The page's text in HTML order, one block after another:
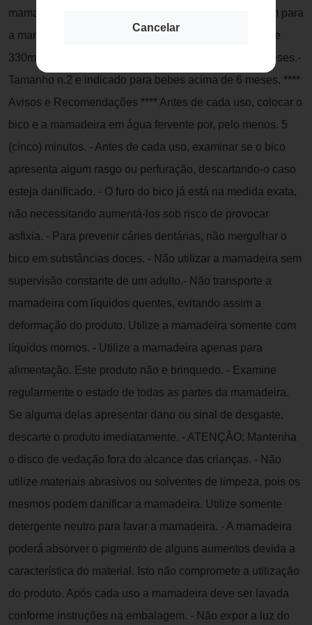
Cancelar
mamadeira de 150ml, e 2 (dois) bicos tamanho n.2, um para
a mamadeira de 240ml e um bico para a mamadeira de
330ml.- Tamanho n.1 e indicado para bebes de 0-6 meses.-
Tamanho n.2 e indicado para bebes acima de 6 meses. ****
Avisos e Recomendações **** Antes de cada uso, colocar o
bico e a mamadeira em água fervente por, pelo menos. 5
(cinco) minutos. - Antes de cada uso, examinar se o bico
apresenta algum rasgo ou perfuração, descartando-o caso
esteja danificado. - O furo do bico já está na medida exata,
não necessitando aumentá-los sob risco de provocar
asfixia. - Para prevenir cáries dentárias, não mergulhar o
bico em substâncias doces. - Não utilizar a mamadeira sem
supervisão constante de um adulto.- Não transporte a
mamadeira com líquidos quentes, evitando assim a
deformação do produto. Utilize a mamadeira somente com
líquidos mornos. - Utilize a mamadeira apenas para
alimentação. Este produto não e brinquedo. - Examine
regularmente o estado de todas as partes da mamadeira.
Se alguma delas apresentar dano ou sinal de desgaste,
descarte o produto imediatamente. - ATENÇÃO: Mantenha
o disco de vedação fora do alcance das crianças. - Não
utilize materiais abrasivos ou solventes de limpeza, pois os
mesmos podem danificar a mamadeira. Utilize somente
detergente neutro para lavar a mamadeira. - A mamadeira
poderá absorver o pigmento de alguns aumentos devida a
característica do material. Isto não compromete a utilização
do produto. Após cada uso a mamadeira deve ser lavada
conforme instruções na embalagem. - Não expor a luz do